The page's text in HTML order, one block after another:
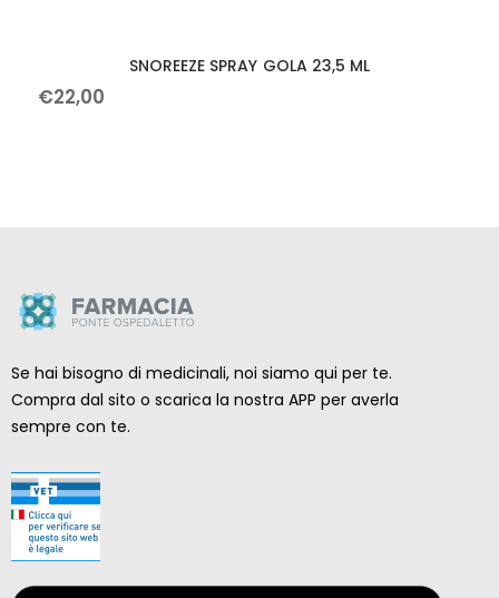
SNOREEZE SPRAY GOLA 23,5 ML
€22,00
Se hai bisogno di medicinali, noi siamo qui per te.
Compra dal sito o scarica la nostra APP per averla
sempre con te.